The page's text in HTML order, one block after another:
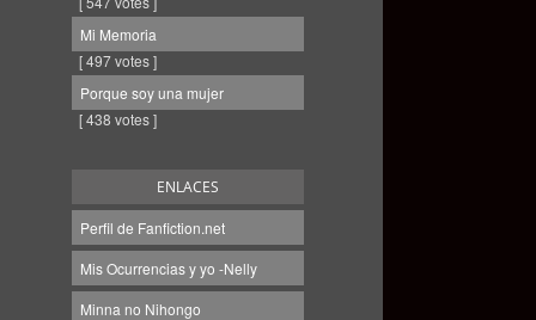
Mi Memoria
[ 497 votes ]
Porque soy una mujer
[ 438 votes ]
ENLACES
Perfil de Fanfiction.net
Mis Ocurrencias y yo -Nelly
Minna no Nihongo